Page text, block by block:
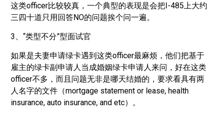
这类officer比较较真，一个典型的表现是会把I-485上大约
三四十道只用回答NO的问题挨个问一遍。
3、“类型不分”型面试官
如果是夫妻申请绿卡遇到这类officer最麻烦，他们把基于
雇主的绿卡副申请人当成婚姻绿卡申请人来问，好在这类
officer不多，而且问题无非是哪天结婚的，要求看具有两
人名字的文件（mortgage statement or lease, health
insurance, auto insurance, and etc）。